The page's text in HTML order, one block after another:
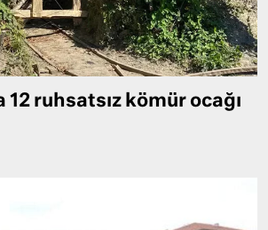
12 ruhsatsız kömür ocağı